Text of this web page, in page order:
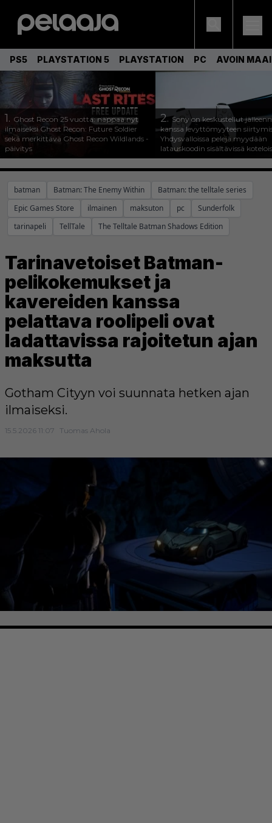
PS5 PLAYSTATION 5 PLAYSTATION PC AVOIN
1. Ghost Recon 25 vuotta: nappaa nyt
ilmaiseksi Ghost Recon: Future Soldier
sekä merkittävä Ghost Recon Wildlands -
päivitys
2.Sony on keskustellut
kanssa levyttömyyteen
Yhdysvalloissa pelejä myydään
latauskoodin sisältävissä
batman Batman: The Enemy Within
Batman: the telltale series
Epic Games Store
ilmainen maksuton pc
Sunderfolk
tarinapeli
TellTale The Telltale Batman Shadows Edition
Tarinavetoiset Batman-
pelikokemukset ja
kavereiden kanssa
pelattava roolipeli ovat
ladattavissa rajoitetun ajan
maksutta
Gotham Cityyn voi suunnata hetken ajan
ilmaiseksi.
15.5.2026 11:07 Tuomas Ahola